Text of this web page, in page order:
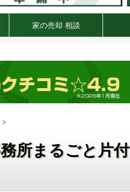
家の売却 相談
>
所まるごと片付